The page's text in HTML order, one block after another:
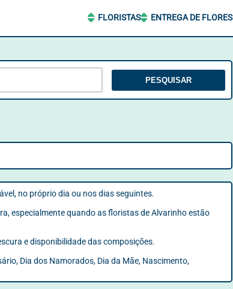
FLORISTAS ENTREGA DE FLORES
PESQUISAR
no próprio dia ou nos dias seguintes.
especialmente quando as floristas de Alvarinho estão
e disponibilidade das composições.
Dia dos Namorados, Dia da Mãe, Nascimento,